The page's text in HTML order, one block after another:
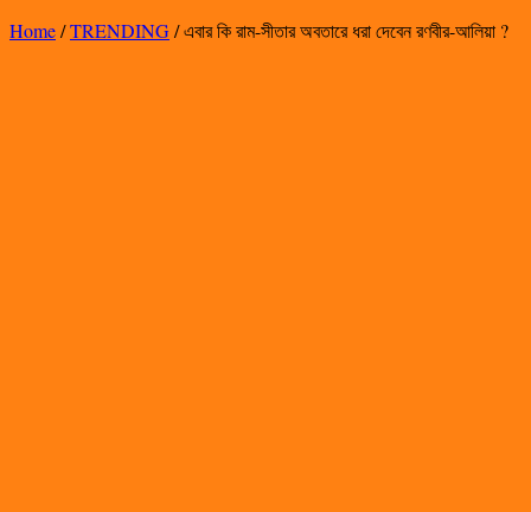
Home/TRENDING/এবার কি রাম-সীতার অবতারে ধরা দেবেন রণবীর-আলিয়া ?